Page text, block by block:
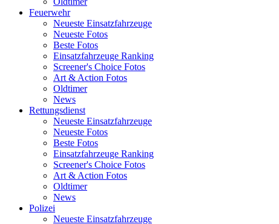
Feuerwehr
Neueste Einsatzfahrzeuge
Neueste Fotos
Beste Fotos
Einsatzfahrzeuge Ranking
Screener's Choice Fotos
Art & Action Fotos
Oldtimer
News
Rettungsdienst
Neueste Einsatzfahrzeuge
Neueste Fotos
Beste Fotos
Einsatzfahrzeuge Ranking
Screener's Choice Fotos
Art & Action Fotos
Oldtimer
News
Polizei
Neueste Einsatzfahrzeuge